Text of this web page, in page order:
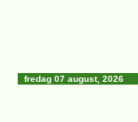
fredag 07 august, 2026